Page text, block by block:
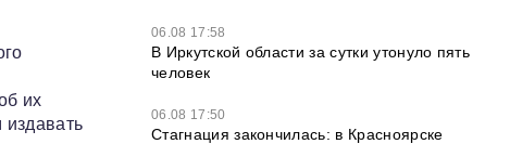
их
06.08 17:58
В Иркутской области за сутки утонуло пять
человек
06.08 17:50
Стагнация закончилась: в Красноярске